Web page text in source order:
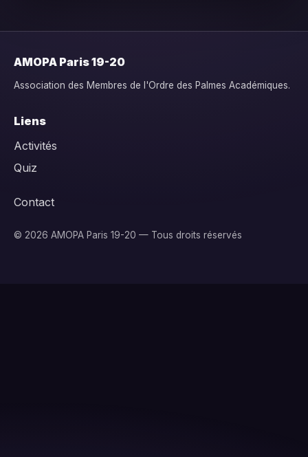
AMOPA Paris 19-20
Association des Membres de l'Ordre des Palmes Académiques.
Liens
Activités
Quiz
Contact
© 2026 AMOPA Paris 19-20 — Tous droits réservés